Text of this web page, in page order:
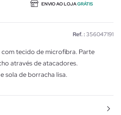
ENVIO AO LOJAGRÁTIS
Ref. : 356047191
tecido de microfibra. Parte
através de atacadores.
sola de borracha lisa.